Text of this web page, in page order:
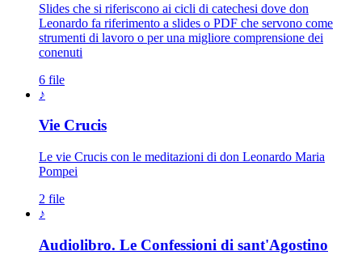
Slides che si riferiscono ai cicli di catechesi dove don
Leonardo fa riferimento a slides o PDF che servono come
strumenti di lavoro o per una migliore comprensione dei
conenuti
6 file
♪
Vie Crucis
Le vie Crucis con le meditazioni di don Leonardo Maria
Pompei
2 file
♪
Audiolibro. Le Confessioni di sant'Agostino